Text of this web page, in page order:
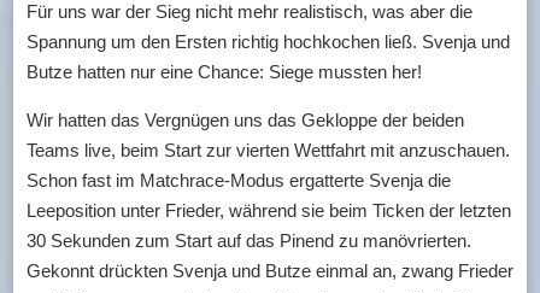
Für uns war der Sieg nicht mehr realistisch, was aber die
Spannung um den Ersten richtig hochkochen ließ. Svenja und
Butze hatten nur eine Chance: Siege mussten her!
Wir hatten das Vergnügen uns das Gekloppe der beiden
Teams live, beim Start zur vierten Wettfahrt mit anzuschauen.
Schon fast im Matchrace-Modus ergatterte Svenja die
Leeposition unter Frieder, während sie beim Ticken der letzten
30 Sekunden zum Start auf das Pinend zu manövrierten.
Gekonnt drückten Svenja und Butze einmal an, zwang Frieder